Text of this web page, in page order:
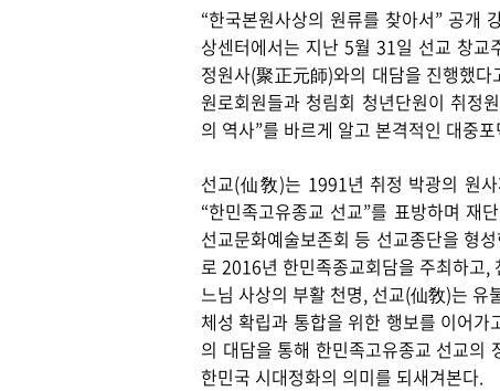
“한국본원사상의 원류를 찾아서” 공개
상센터에서는 지난5월31일 선교 창교
정원사(聚正元師)와의 대담을 진행했다
원로회원들과 청림회 청년단원이 취정
의 역사”를 바르게 알고 본격적인 대중
선교(仙敎)는 1991년 취정 박광의 원
“한민족고유종교 선교”를 표방하며 재
선교문화예술보존회 등 선교종단을 형
로 2016년 한민족종교회담을 주최하고,
느님 사상의 부활 천명, 선교(仙敎)는 유
체성 확립과 통합을 위한 행보를 이어가
의 대담을 통해 한민족고유종교 선교의
한민국 시대정화의 의미를 되새겨본다.